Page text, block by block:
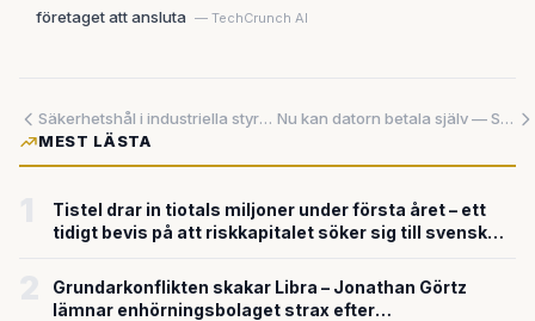
företaget att ansluta — TechCrunch AI
Säkerhetshål i industriella styrsystem kan slå ut elnät och vattenverk – nu tvingas Rockwell Automation agera
Nu kan datorn betala själv — Stripe och AWS gör AI-agenter till självständiga ekonomiska aktörer
MEST LÄSTA
Tistel drar in tiotals miljoner under första året – ett
tidigt bevis på att riskkapitalet söker sig till svensk
Grundarkonflikten skakar Libra – Jonathan Görtz
lämnar enhörningsbolaget strax efter